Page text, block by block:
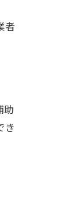
者
助
き